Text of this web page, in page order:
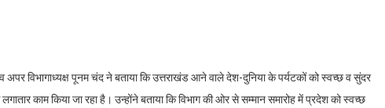
अपर विभागाध्यक्ष पूनम चंद ने बताया कि उत्तराखंड आने वाले देश-दुनिया के पर्यटकों को स्वच्छ व सुंदर
काम किया जा रहा है। उन्होंने बताया कि विभाग की ओर से सम्मान समारोह में प्रदेश को स्वच्छ